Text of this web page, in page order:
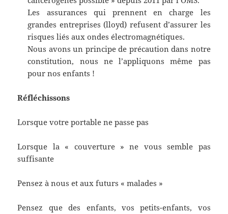
Les assurances qui prennent en charge les
grandes entreprises (lloyd) refusent d’assurer les
risques liés aux ondes électromagnétiques.
Nous avons un principe de précaution dans notre
constitution, nous ne l’appliquons même pas
pour nos enfants !
Réfléchissons
Lorsque votre portable ne passe pas
Lorsque la « couverture » ne vous semble pas
suffisante
Pensez à nous et aux futurs « malades »
Pensez que des enfants, vos petits-enfants, vos